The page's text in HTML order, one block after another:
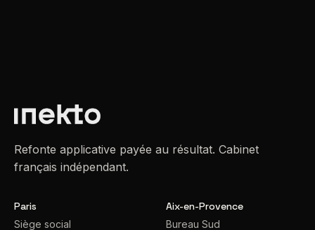
Refonte applicative payée au résultat. Cabinet
français indépendant.
Paris
Siège social
Aix-en-Provence
Bureau Sud